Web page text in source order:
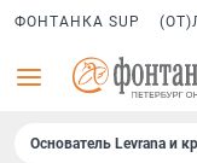
ФОНТАНКА SUP
Основатель Levrana и